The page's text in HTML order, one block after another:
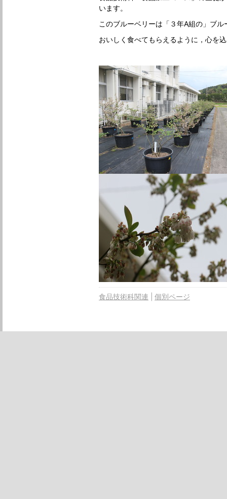
います。
このブルーベリーは「３年A組の」ブ
おいしく食べてもらえるように，心を
食品技術科関連 個別ページ